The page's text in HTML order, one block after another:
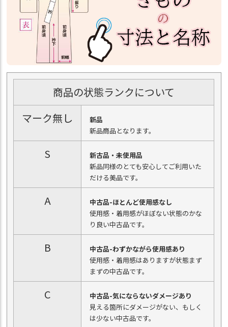
商品の状態ランクについて
マーク無し
新品
新品商品となります。
S
新古品・未使用品
新品同様のとても安心してご利用いた
だける美品です。
A
中古品-ほとんど使用感なし
使用感・着用感がほぼない状態のかな
り良い中古品です。
B
中古品-わずかながら使用感あり
使用感・着用感はありますが状態まず
まずの中古品です。
C
中古品-気にならないダメージあり
見える箇所にダメージがない、もしく
は少ない中古品です。